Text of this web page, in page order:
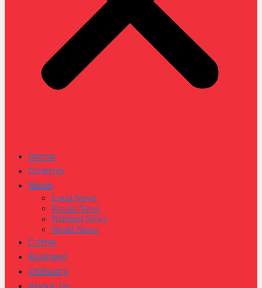
Home
Cinema
News
Local News
Kerala News
National News
World News
Crime
Business
Obituary